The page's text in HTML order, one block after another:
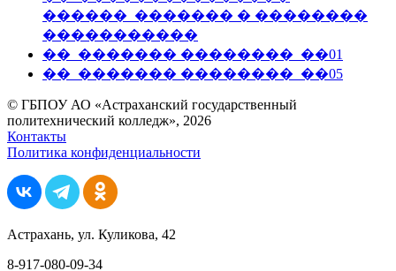
������_������� � ��������
�����������
��_������� ��������_��01
��_������� ��������_��05
© ГБПОУ АО «Астраханский государственный
политехнический колледж», 2026
Контакты
Политика конфиденциальности
Астрахань, ул. Куликова, 42
8-917-080-09-34